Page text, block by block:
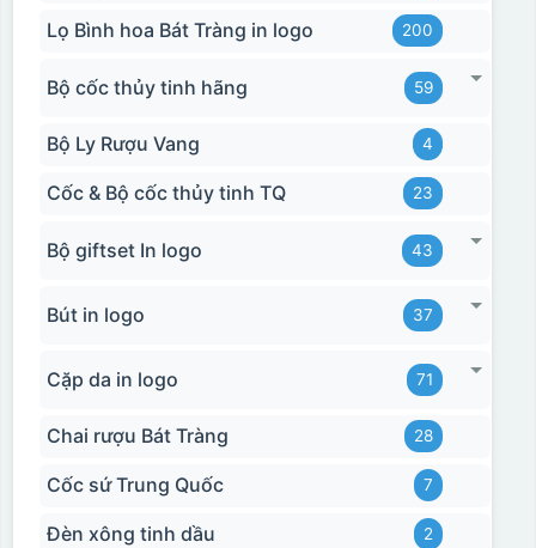
Lọ Bình hoa Bát Tràng in logo 200
Bộ cốc thủy tinh hãng 59
Bộ Ly Rượu Vang 4
Cốc & Bộ cốc thủy tinh TQ 23
Bộ giftset In logo 43
Bút in logo 37
Cặp da in logo 71
Chai rượu Bát Tràng 28
Cốc sứ Trung Quốc 7
Đèn xông tinh dầu 2